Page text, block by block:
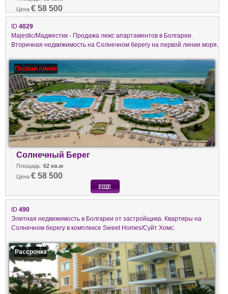
Цена € 58 500
ID 4029
Majestic/Маджестик - Продажа люкс апартаментов в Болгарии.
Вторичная недвижимость на Солнечном берегу на первой линии моря.
Первая линия
Солнечный Берег
Площадь: 62 кв.м
Цена € 58 500
ID 490
Элитная недвижимость в Болгарии от застройщика. Квартиры на
Солнечном берегу в комплексе Sweet Homes/Суйт Хомс.
Рассрочка